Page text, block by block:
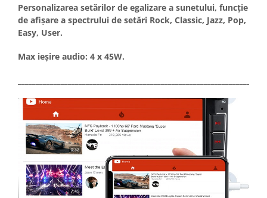
Personalizarea setărilor de egalizare a sunetului, funcție
de afișare a spectrului de setări Rock, Classic, Jazz, Pop,
Easy, User.
Max ieșire audio: 4 x 45W.